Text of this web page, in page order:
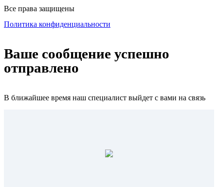
Все права защищены
Политика конфиденциальности
Ваше сообщение успешно
отправлено
В ближайшее время наш специалист выйдет с вами на связь